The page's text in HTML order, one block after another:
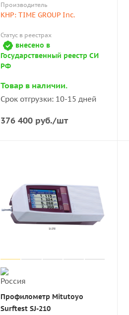
Производитель
КНР: TIME GROUP Inc.
Статус в реестрах
внесено в
Государственный реестр СИ
РФ
Товар в наличии.
Срок отгрузки: 10-15 дней
376 400руб./шт
Профилометр Mitutoyo
Surftest SJ-210